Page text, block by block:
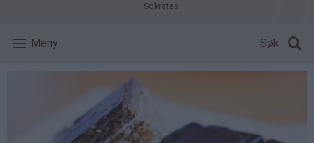
– Sokrates
Meny Søk